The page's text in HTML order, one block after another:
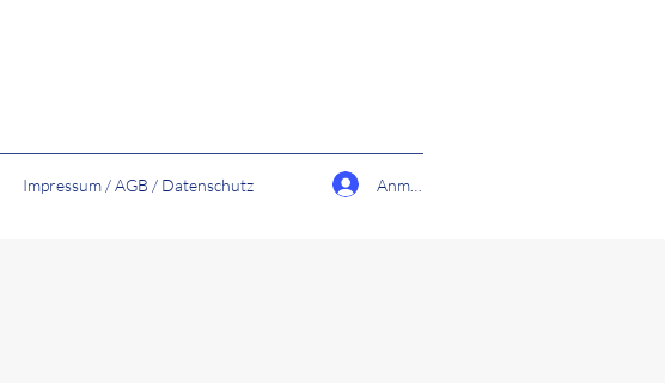
Impressum / AGB / Datenschutz Anmelden